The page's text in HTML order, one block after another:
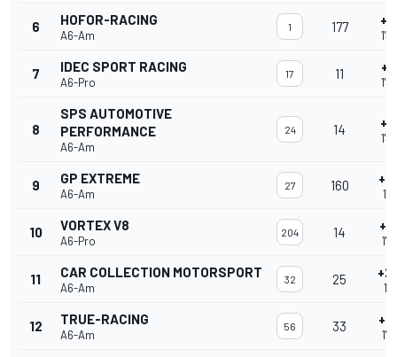
6 HOFOR-RACING
A6-Am
1 177
7 IDEC SPORT RACING
A6-Pro
17 11
8
SPS AUTOMOTIVE
PERFORMANCE
A6-Am
24 14
9 GP EXTREME
A6-Am
27 160
10 VORTEX V8
A6-Pro
204 14
11 CAR COLLECTION MOTORSPORT
A6-Am
32 25
12 TRUE-RACING
A6-Am
56 33